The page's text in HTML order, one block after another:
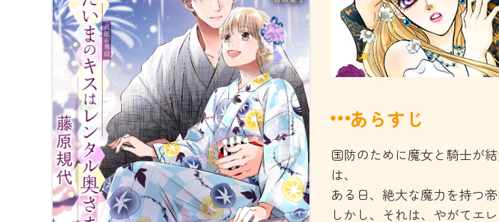
あらすじ
国防のために魔女と騎士が
は、
ある日、絶大な魔力を持つ
しかし、それは、やがてエ